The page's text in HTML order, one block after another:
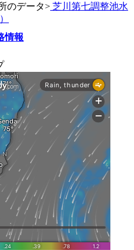
のデータ> 芝川第七調整池水
情報